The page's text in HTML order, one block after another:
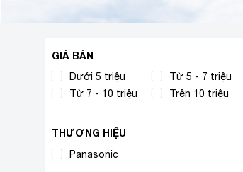
GIÁ BÁN
Dưới 5 triệu
Từ 5 - 7 triệu
Từ 7 - 10 triệu
Trên 10 triệu
THƯƠNG HIỆU
Panasonic